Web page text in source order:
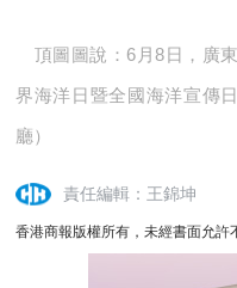
頂圖圖說：6月8日，廣
界海洋日暨全國海洋宣傳
廳）
責任編輯：王錦坤
香港商報版權所有，未經書面允許